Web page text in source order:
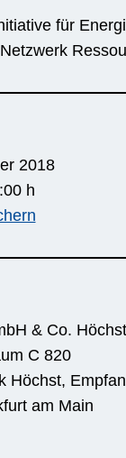
für
2018
h
& Co.
C 820
Höchst,
am Main